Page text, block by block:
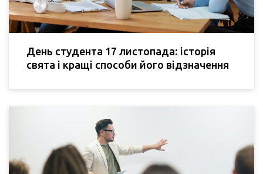
День студента 17 листопада: історія
свята і кращі способи його відзначення